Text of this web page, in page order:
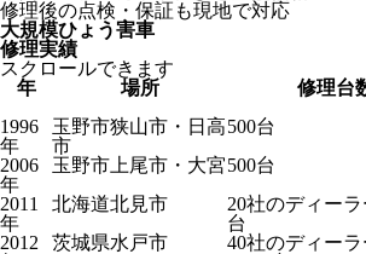
修理後の点検・保証も現地で対応
大規模ひょう害車
修理実績
スクロールできます
年
場所 修理台
1996
年
玉野市狭山市・日高
市
500台
2006
年
玉野市上尾市・大宮500台
2011
年
北海道北見市
20社のディーラ
台
2012
茨城県水戸市
40社のディー